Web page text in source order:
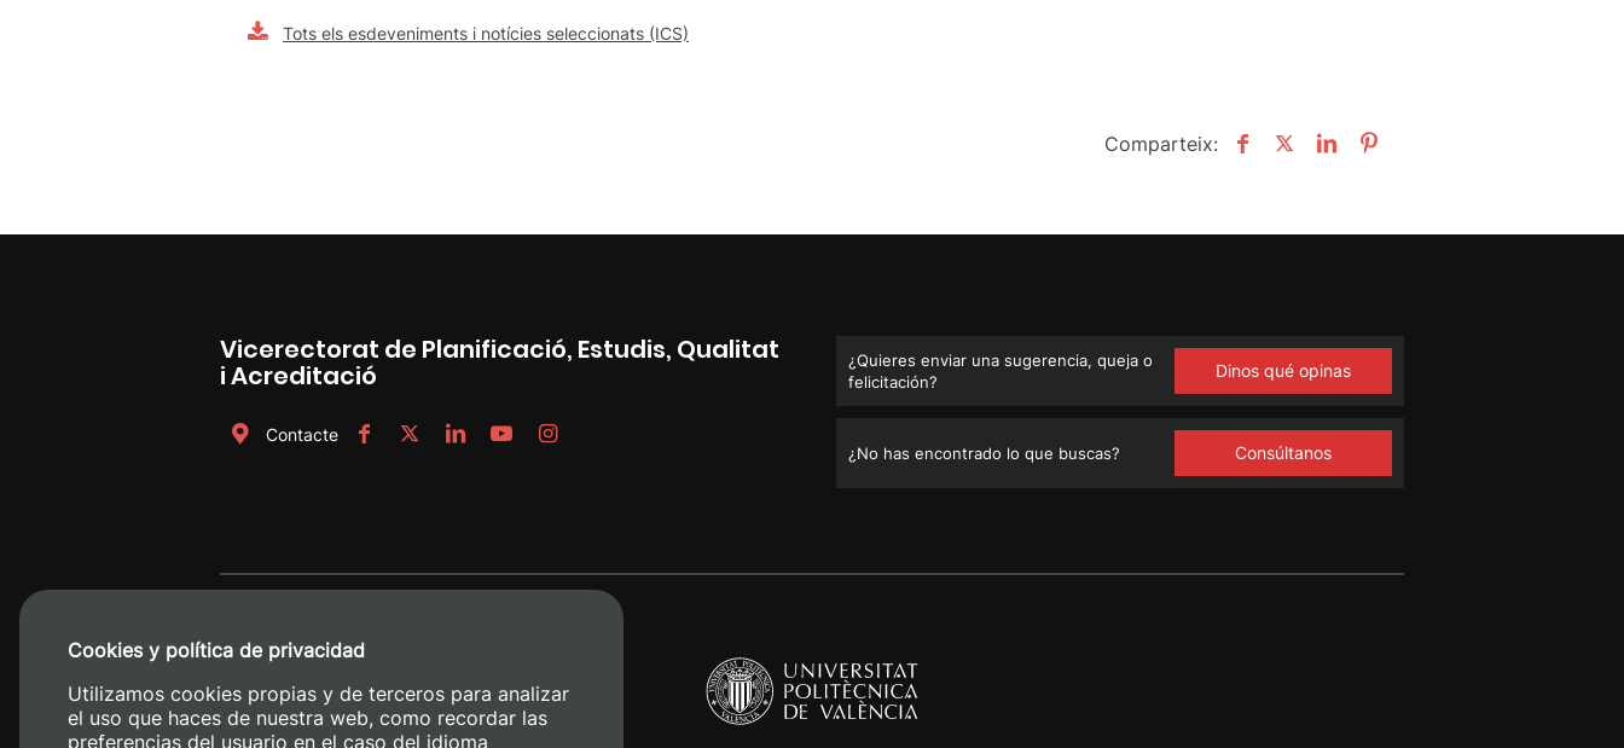
Tots els esdeveniments i notícies seleccionats (ICS)
Comparteix:
Vicerectorat de Planificació, Estudis, Qualitat
i Acreditació
Contacte
¿Quieres enviar una sugerencia, queja o
felicitación?
Dinos qué opinas
¿No has encontrado lo que buscas? Consúltanos
Cookies y política de privacidad
Utilizamos cookies propias y de terceros para analizar
el uso que haces de nuestra web, como recordar las
preferencias del usuario en el caso del idioma